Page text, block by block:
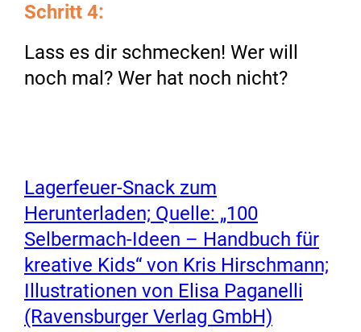
Schritt 4:
Lass es dir schmecken! Wer will
noch mal? Wer hat noch nicht?
Lagerfeuer-Snack zum
Herunterladen; Quelle: „100
Selbermach-Ideen – Handbuch für
kreative Kids“ von Kris Hirschmann;
Illustrationen von Elisa Paganelli
(Ravensburger Verlag GmbH)